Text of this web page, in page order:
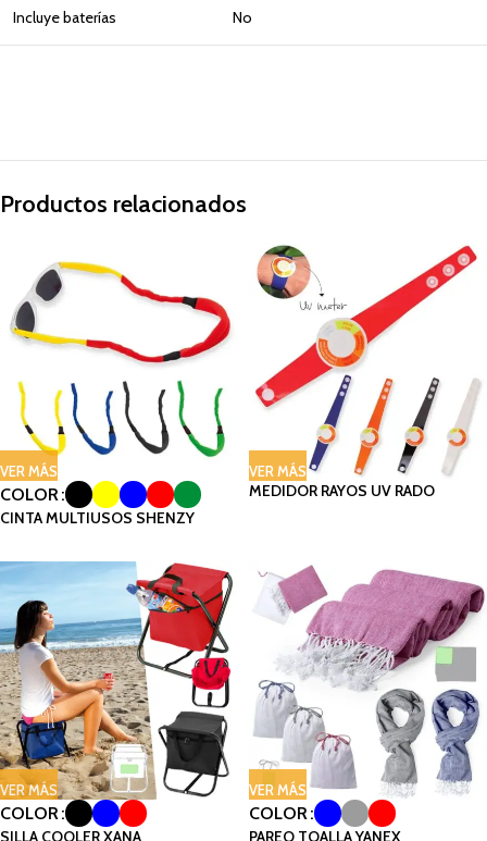
Incluye baterías No
Productos relacionados
VER MÁS
COLOR
CINTA MULTIUSOS SHENZY
VER MÁS
MEDIDOR RAYOS UV RADO
VER MÁS
COLOR
SILLA COOLER XANA
VER MÁS
COLOR
PAREO TOALLA YANEX